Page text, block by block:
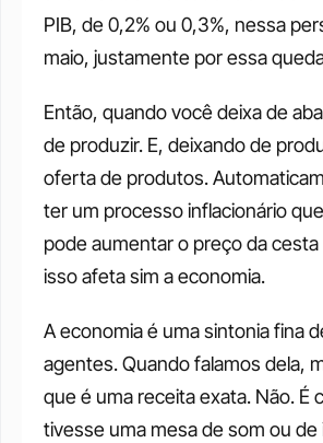
PIB, de 0,2% ou 0,3%, nessa
maio, justamente por essa
Então, quando você deixa de
de produzir. E, deixando de
oferta de produtos.
ter um processo inflacionário
pode aumentar o preço da cesta
isso afeta sim a economia.
A economia é uma sintonia fina
agentes. Quando falamos dela,
que é uma receita exata. Não. É
tivesse uma mesa de som ou de